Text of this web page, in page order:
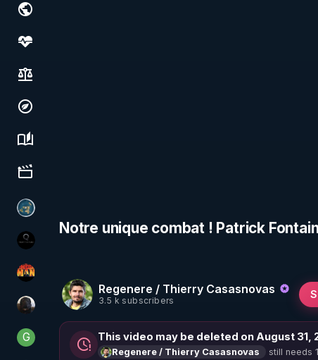
Society, justice & freedoms
Economy, environment & technology
Science, history & spirituality
Culture, media & entertainment
Réinformation sur le monde
La vérité
OHM ÉGA MAN
TrueMedia
G Generousbear
Notre unique combat ! Patrick
Regenere / Thierry Casasnovas
3.5 k subscribers
This video may be deleted on August 31,
Regenere / Thierry Casasnovas still needs